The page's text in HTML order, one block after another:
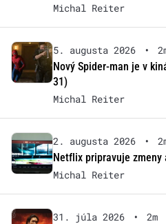
Michal Reiter
5. augusta 2026 •
Nový Spider-man je v
31)
Michal Reiter
2. augusta 2026 •
Netflix pripravuje zmeny
Michal Reiter
31. júla 2026 •
2m